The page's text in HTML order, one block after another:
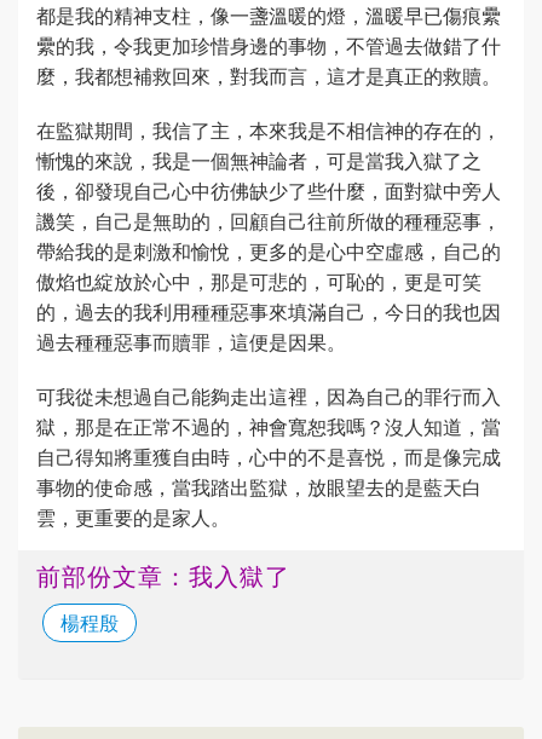
都是我的精神支柱，像一盞溫暖的燈，溫暖早已傷痕纍
纍的我，令我更加珍惜身邊的事物，不管過去做錯了什
麼，我都想補救回來，對我而言，這才是真正的救贖。
在監獄期間，我信了主，本來我是不相信神的存在的，
慚愧的來說，我是一個無神論者，可是當我入獄了之
後，卻發現自己心中彷佛缺少了些什麼，面對獄中旁人
譏笑，自己是無助的，回顧自己往前所做的種種惡事，
帶給我的是刺激和愉悅，更多的是心中空虛感，自己的
傲焰也綻放於心中，那是可悲的，可恥的，更是可笑
的，過去的我利用種種惡事來填滿自己，今日的我也因
過去種種惡事而贖罪，這便是因果。
可我從未想過自己能夠走出這裡，因為自己的罪行而入
獄，那是在正常不過的，神會寬恕我嗎？沒人知道，當
自己得知將重獲自由時，心中的不是喜悦，而是像完成
事物的使命感，當我踏出監獄，放眼望去的是藍天白
雲，更重要的是家人。
前部份文章：我入獄了
楊程殷